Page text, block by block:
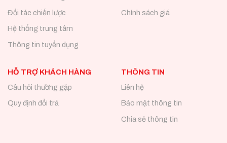
Đối tác chiến lược
Hệ thống trung tâm
Thông tin tuyển dụng
Chính sách giá
HỖ TRỢ KHÁCH HÀNG
Câu hỏi thường gặp
Quy định đổi trả
THÔNG TIN
Liên hệ
Bảo mật thông tin
Chia sẻ thông tin